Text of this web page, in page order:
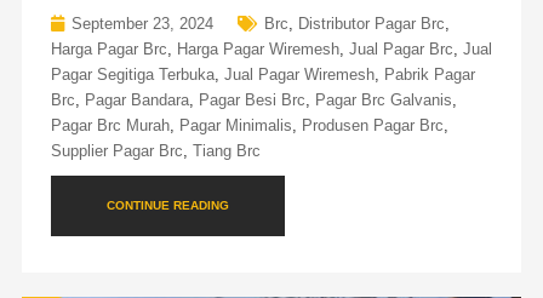
September 23, 2024 Brc, Distributor Pagar Brc,
Harga Pagar Brc, Harga Pagar Wiremesh, Jual Pagar Brc, Jual
Pagar Segitiga Terbuka, Jual Pagar Wiremesh, Pabrik Pagar
Brc, Pagar Bandara, Pagar Besi Brc, Pagar Brc Galvanis,
Pagar Brc Murah, Pagar Minimalis, Produsen Pagar Brc,
Supplier Pagar Brc, Tiang Brc
CONTINUE READING